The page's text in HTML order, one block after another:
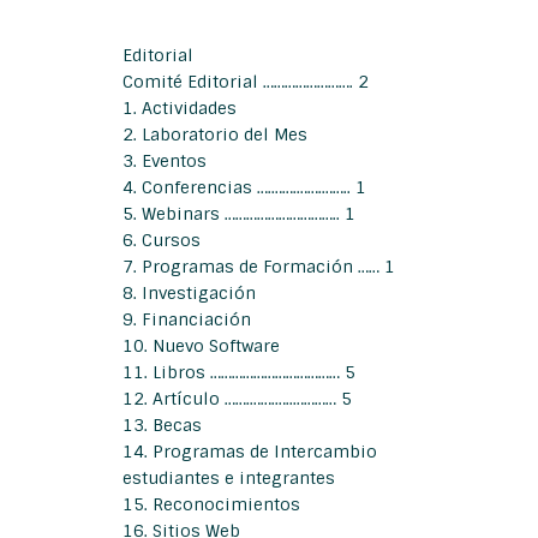
Editorial
Comité Editorial ……………………. 2
1. Actividades
2. Laboratorio del Mes
3. Eventos
4. Conferencias ….…….…….…….. 1
5. Webinars ………………………….. 1
6. Cursos
7. Programas de Formación …… 1
8. Investigación
9. Financiación
10. Nuevo Software
11. Libros ……………………………… 5
12. Artículo …….…….…..………… 5
13. Becas
14. Programas de Intercambio
estudiantes e integrantes
15. Reconocimientos
16. Sitios Web